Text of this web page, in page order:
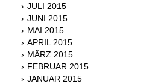
JULI 2015
JUNI 2015
MAI 2015
APRIL 2015
MÄRZ 2015
FEBRUAR 2015
JANUAR 2015